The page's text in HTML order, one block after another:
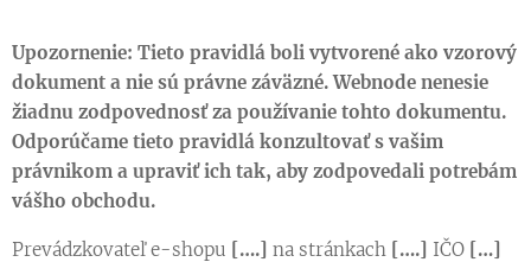
Upozornenie: Tieto pravidlá boli vytvorené ako vzorový
dokument a nie sú právne záväzné. Webnode nenesie
žiadnu zodpovednosť za používanie tohto dokumentu.
Odporúčame tieto pravidlá konzultovať s vašim
právnikom a upraviť ich tak, aby zodpovedali potrebám
vášho obchodu.
Prevádzkovateľ e-shopu [….] na stránkach [….] IČO […]